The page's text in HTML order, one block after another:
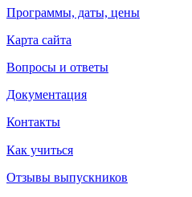
Программы, даты, цены
Карта сайта
Вопросы и ответы
Документация
Контакты
Как учиться
Отзывы выпускников